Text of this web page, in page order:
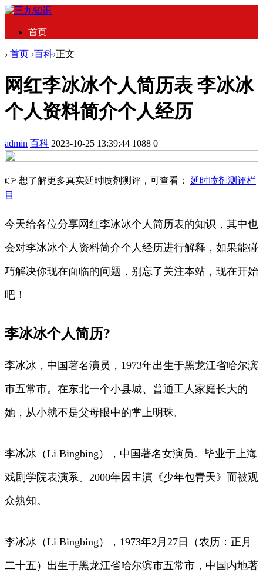
首页
› 首页 ›百科›正文
网红李冰冰个人简历表 李冰冰
个人资料简介个人经历
admin 百科 2023-10-25 13:39:44 1088 0
👉 想了解更多真实延时喷剂测评，可查看： 延时喷剂测评栏
目
今天给各位分享网红李冰冰个人简历表的知识，其中也
会对李冰冰个人资料简介个人经历进行解释，如果能碰
巧解决你现在面临的问题，别忘了关注本站，现在开始
吧！
李冰冰个人简历?
李冰冰，中国著名演员，1973年出生于黑龙江省哈尔滨
市五常市。在东北一个小县城、普通工人家庭长大的
她，从小就不是父母眼中的掌上明珠。
李冰冰（Li Bingbing），中国著名女演员。毕业于上海
戏剧学院表演系。2000年因主演《少年包青天》而被观
众熟知。
李冰冰（Li Bingbing），1973年2月27日（农历：正月
二十五）出生于黑龙江省哈尔滨市五常市，中国内地著